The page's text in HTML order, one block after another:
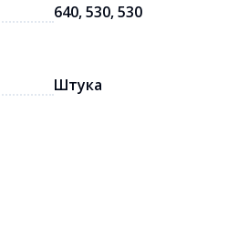
640, 530, 530
Штука